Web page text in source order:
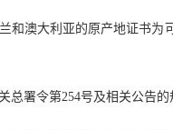
澳大利亚的原产地证书为
署令第254号及相关公告的